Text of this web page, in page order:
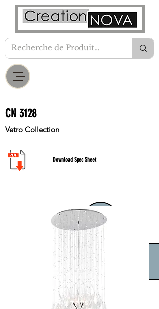
CN 3128
Vetro Collection
Download Spec Sheet